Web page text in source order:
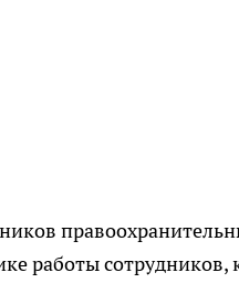
работы сотрудников,